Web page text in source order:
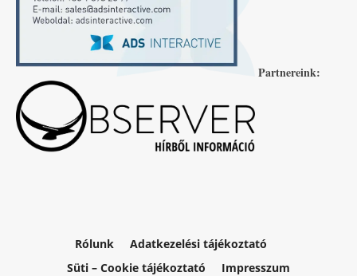
Partnereink:
Rólunk
Adatkezelési tájékoztató
Süti – Cookie tájékoztató
Impresszum